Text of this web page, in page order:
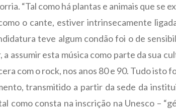
“Tal como há plantas e animais que se
o cante, estiver intrinsecamente
teve algum condão foi o de
assumir esta música como parte da sua
com o rock, nos anos 80 e 90. Tudo isto
transmitido a partir da sede da
como consta na inscrição na Unesco –